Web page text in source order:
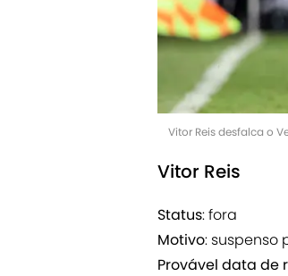
Vitor Reis desfalca o
Vitor Reis
Status: fora
Motivo: suspenso
Provável data de